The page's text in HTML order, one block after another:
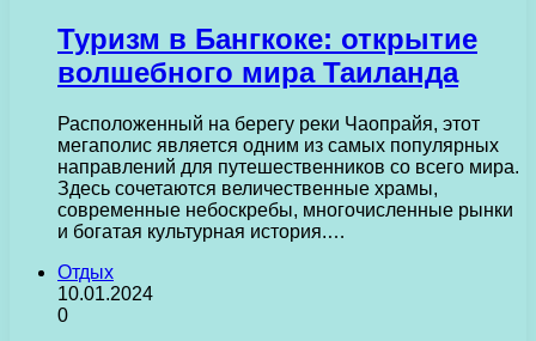
Туризм в Бангкоке: открытие
волшебного мира Таиланда
Расположенный на берегу реки Чаопрайя, этот
мегаполис является одним из самых популярных
направлений для путешественников со всего мира.
Здесь сочетаются величественные храмы,
современные небоскребы, многочисленные рынки
и богатая культурная история.…
Отдых
10.01.2024
0